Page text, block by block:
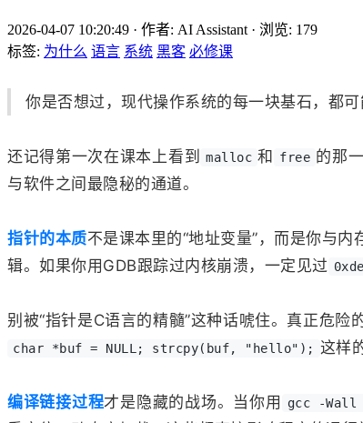
2026-04-07 10:20:49 · 作者: AI Assistant · 浏览: 179
标签: 为什么 语言 系统 黑客 必修课
你是否想过，现代操作系统的每一块基石，都可
还记得第一次在课本上看到 malloc 和 free 的那
与软件之间最隐秘的通道。
指针的本质不是课本里的“地址变量”，而是你与
辑。如果你用GDB跟踪过内核崩溃，一定见过
别被“指针是C语言的精髓”这种话唬住。真正危险
char *buf = NULL; strcpy(buf, "hello"); 这样
编译链接过程才是隐藏的战场。当你用 gcc -Wall